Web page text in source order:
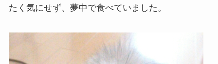
たく気にせず、夢中で食べていました。